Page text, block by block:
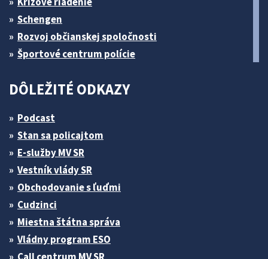
Schengen
Rozvoj občianskej spoločnosti
Športové centrum polície
DÔLEŽITÉ ODKAZY
Podcast
Stan sa policajtom
E-služby MV SR
Vestník vlády SR
Obchodovanie s ľuďmi
Cudzinci
Miestna štátna správa
Vládny program ESO